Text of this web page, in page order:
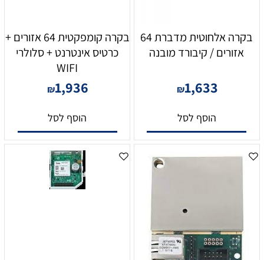
בקרה אלחוטית מדברת 64
אזורים / קיבורד מובנה
₪1,633
הוסף לסל
בקרה קומפקטית 64 אזורים +
כרטיס אינטרנט + סלולרי
WIFI
₪1,936
הוסף לסל